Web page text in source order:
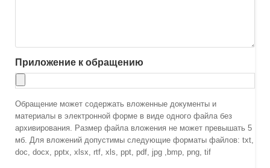
Приложение к обращению
Обращение может содержать вложенные документы и
материалы в электронной форме в виде одного файла без
архивирования. Размер файла вложения не может превышать 5
мб. Для вложений допустимы следующие форматы файлов: txt,
doc, docx, pptx, xlsx, rtf, xls, ppt, pdf, jpg ,bmp, png, tif